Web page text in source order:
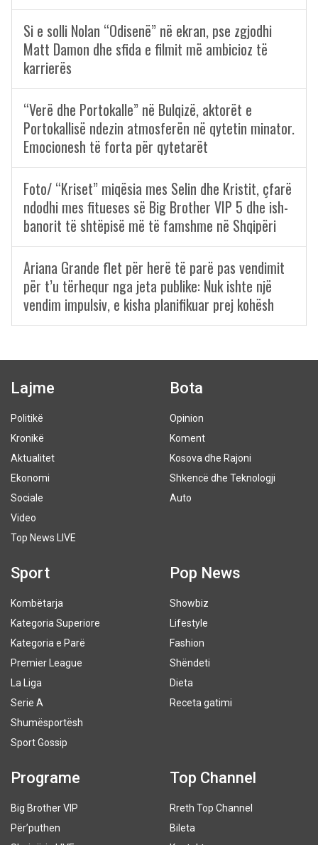
Si e solli Nolan “Odisenë” në ekran, pse zgjodhi
Matt Damon dhe sfida e filmit më ambicioz të
karrierës
“Verë dhe Portokalle” në Bulqizë, aktorët e
Portokallisë ndezin atmosferën në qytetin minator.
Emocionesh të forta për qytetarët
Foto/ “Kriset” miqësia mes Selin dhe Kristit, çfarë
ndodhi mes fitueses së Big Brother VIP 5 dhe ish-
banorit të shtëpisë më të famshme në Shqipëri
Ariana Grande flet për herë të parë pas vendimit
për t’u tërhequr nga jeta publike: Nuk ishte një
vendim impulsiv, e kisha planifikuar prej kohësh
Lajme
Politikë
Kronikë
Aktualitet
Ekonomi
Sociale
Video
Top News LIVE
Bota
Opinion
Koment
Kosova dhe Rajoni
Shkencë dhe Teknologji
Auto
Sport
Kombëtarja
Kategoria Superiore
Kategoria e Parë
Premier League
La Liga
Serie A
Shumësportësh
Sport Gossip
Pop News
Showbiz
Lifestyle
Fashion
Shëndeti
Dieta
Receta gatimi
Programe
Big Brother VIP
Për’puthen
Top Channel
Rreth Top Channel
Bileta